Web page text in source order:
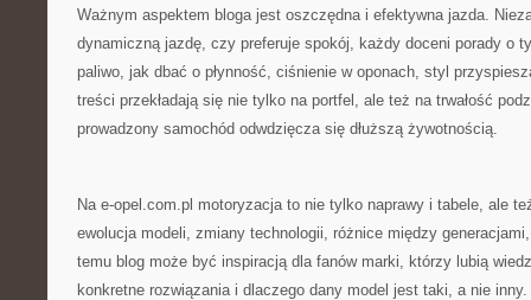
Ważnym aspektem bloga jest oszczędna i efektywna jazda.
dynamiczną jazdę, czy preferuje spokój, każdy doceni porady o
paliwo, jak dbać o płynność, ciśnienie w oponach, styl
treści przekładają się nie tylko na portfel, ale też na trwałość
prowadzony samochód odwdzięcza się dłuższą żywotnością.
Na e-opel.com.pl motoryzacja to nie tylko naprawy i tabele, ale
ewolucja modeli, zmiany technologii, różnice między
temu blog może być inspiracją dla fanów marki, którzy lubią
konkretne rozwiązania i dlaczego dany model jest taki, a nie